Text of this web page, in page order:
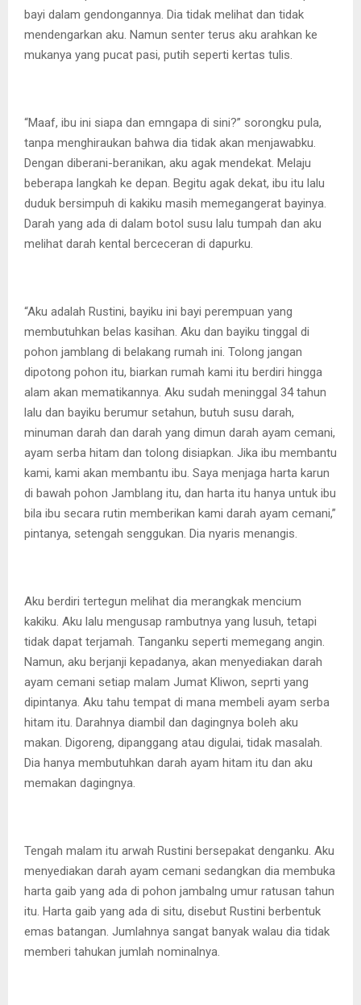
bayi dalam gendongannya. Dia tidak melihat dan tidak
mendengarkan aku. Namun senter terus aku arahkan ke
mukanya yang pucat pasi, putih seperti kertas tulis.
“Maaf, ibu ini siapa dan emngapa di sini?” sorongku pula,
tanpa menghiraukan bahwa dia tidak akan menjawabku.
Dengan diberani-beranikan, aku agak mendekat. Melaju
beberapa langkah ke depan. Begitu agak dekat, ibu itu lalu
duduk bersimpuh di kakiku masih memegangerat bayinya.
Darah yang ada di dalam botol susu lalu tumpah dan aku
melihat darah kental berceceran di dapurku.
“Aku adalah Rustini, bayiku ini bayi perempuan yang
membutuhkan belas kasihan. Aku dan bayiku tinggal di
pohon jamblang di belakang rumah ini. Tolong jangan
dipotong pohon itu, biarkan rumah kami itu berdiri hingga
alam akan mematikannya. Aku sudah meninggal 34 tahun
lalu dan bayiku berumur setahun, butuh susu darah,
minuman darah dan darah yang dimun darah ayam cemani,
ayam serba hitam dan tolong disiapkan. Jika ibu membantu
kami, kami akan membantu ibu. Saya menjaga harta karun
di bawah pohon Jamblang itu, dan harta itu hanya untuk ibu
bila ibu secara rutin memberikan kami darah ayam cemani,”
pintanya, setengah senggukan. Dia nyaris menangis.
Aku berdiri tertegun melihat dia merangkak mencium
kakiku. Aku lalu mengusap rambutnya yang lusuh, tetapi
tidak dapat terjamah. Tanganku seperti memegang angin.
Namun, aku berjanji kepadanya, akan menyediakan darah
ayam cemani setiap malam Jumat Kliwon, seprti yang
dipintanya. Aku tahu tempat di mana membeli ayam serba
hitam itu. Darahnya diambil dan dagingnya boleh aku
makan. Digoreng, dipanggang atau digulai, tidak masalah.
Dia hanya membutuhkan darah ayam hitam itu dan aku
memakan dagingnya.
Tengah malam itu arwah Rustini bersepakat denganku. Aku
menyediakan darah ayam cemani sedangkan dia membuka
harta gaib yang ada di pohon jambalng umur ratusan tahun
itu. Harta gaib yang ada di situ, disebut Rustini berbentuk
emas batangan. Jumlahnya sangat banyak walau dia tidak
memberi tahukan jumlah nominalnya.